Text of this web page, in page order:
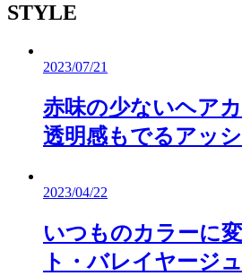
STYLE
2023/07/21
赤味の少ないヘア
透明感もでるアッ
2023/04/22
いつものカラーに
ト・バレイヤージュ